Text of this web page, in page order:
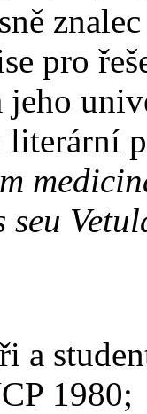
pro
literární
seu
a
1980;